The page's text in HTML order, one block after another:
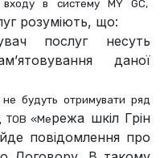
розуміють, що:
послуг несуть
даної
будуть отримувати ряд
ТОВ «Мережа шкіл Грін
повідомлення про